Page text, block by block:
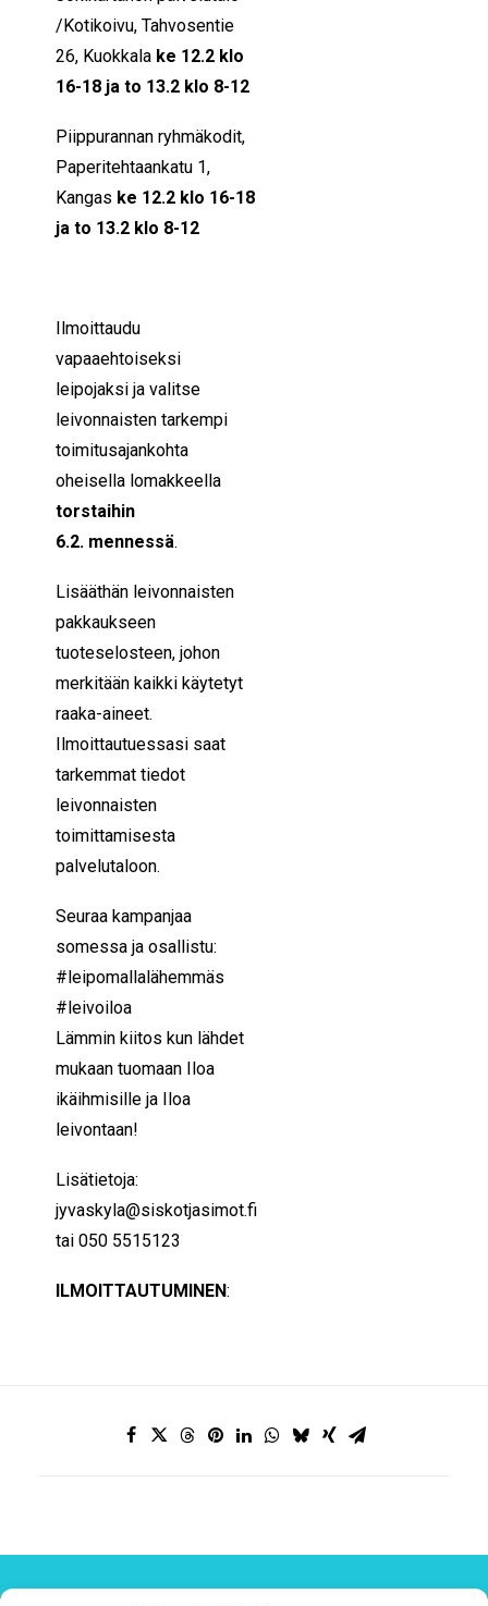
/Kotikoivu, Tahvosentie
26, Kuokkala ke 12.2 klo
16-18 ja to 13.2 klo 8-12
Piippurannan ryhmäkodit,
Paperitehtaankatu 1,
Kangas ke 12.2 klo 16-18
ja to 13.2 klo 8-12
Ilmoittaudu
vapaaehtoiseksi
leipojaksi ja valitse
leivonnaisten tarkempi
toimitusajankohta
oheisella lomakkeella
torstaihin
6.2. mennessä.
Lisääthän leivonnaisten
pakkaukseen
tuoteselosteen, johon
merkitään kaikki käytetyt
raaka-aineet.
Ilmoittautuessasi saat
tarkemmat tiedot
leivonnaisten
toimittamisesta
palvelutaloon.
Seuraa kampanjaa
somessa ja osallistu:
#leipomallalähemmäs
#leivoiloa
Lämmin kiitos kun lähdet
mukaan tuomaan Iloa
ikäihmisille ja Iloa
leivontaan!
Lisätietoja:
jyvaskyla@siskotjasimot.fi
tai 050 5515123
ILMOITTAUTUMINEN: